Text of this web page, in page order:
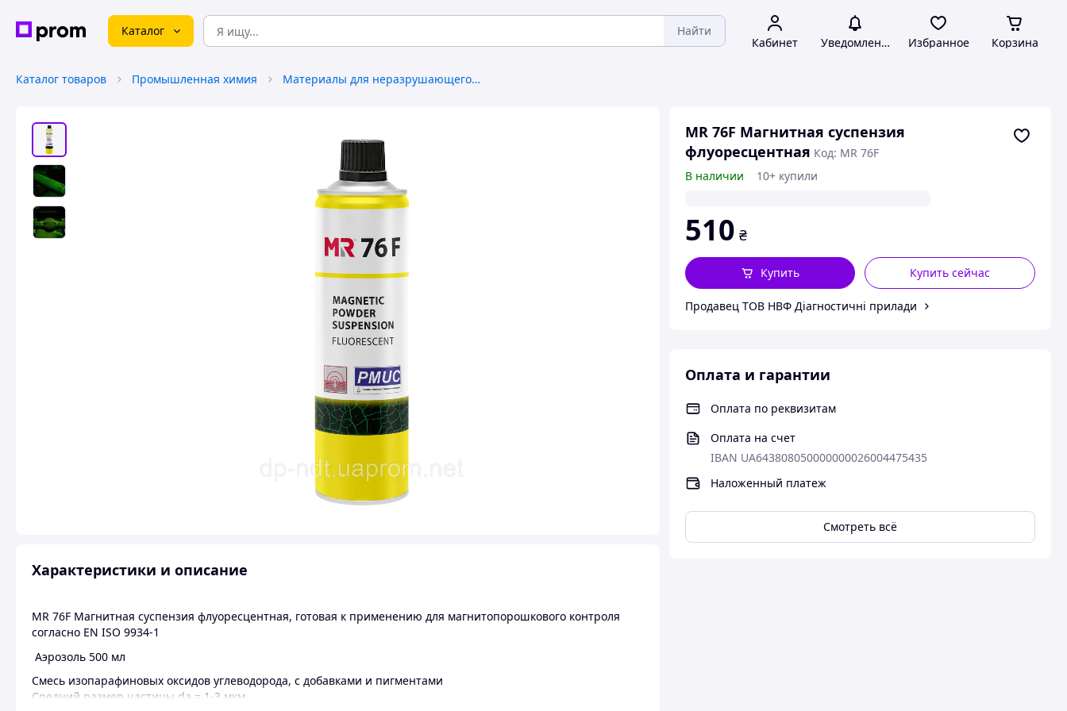
Каталог Найти
Кабинет Уведомления Избранное Корзина
Каталог товаров Промышленная химия Материалы для неразрушающего контроля
MR 76F Магнитная суспензия
флуоресцентная Код: MR 76F
В наличии
10+ купили
510 ₴
Купить сейчас
Купить
Продавец ТОВ НВФ Діагностичні прилади
Оплата и гарантии
Оплата по реквизитам
Оплата на счет
IBAN UA643808050000000026004475435
Наложенный платеж
Смотреть всё
Характеристики и описание
MR 76F Магнитная суспензия флуоресцентная, готовая к применению для магнитопорошкового контроля
согласно EN ISO 9934-1
Аэрозоль 500 мл
Смесь изопарафиновых оксидов углеводорода, с добавками и пигментами
Средний размер частицы da = 1-3 мкм